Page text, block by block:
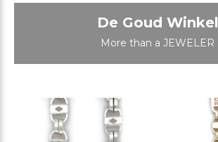
De Goud Winkel
More than a JEWELER